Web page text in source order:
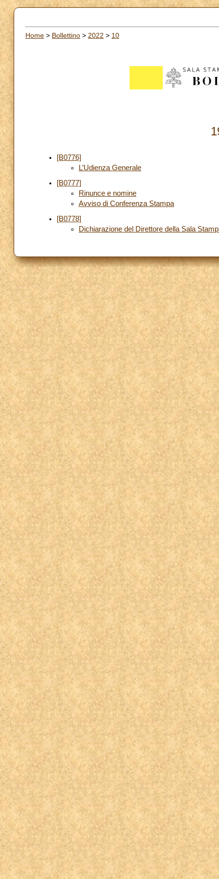
Home > Bollettino > 2022 > 10
[B0776]
L’Udienza Generale
[B0777]
Rinunce e nomine
Avviso di Conferenza Stampa
[B0778]
Dichiarazione del Direttore della Sala